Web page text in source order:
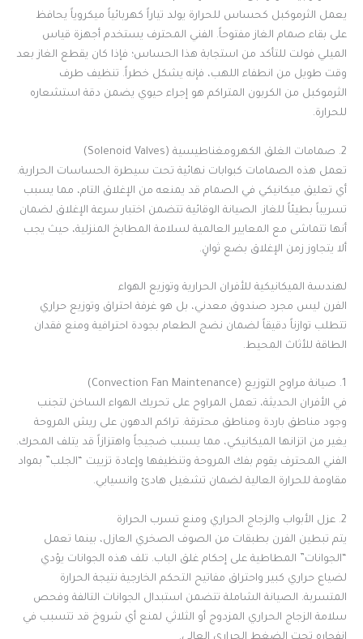
يعمل الثرموكبل كحساس للحرارة يولد تياراً كهربائياً ميكروياً يحافظ
على بقاء صمام الغاز مفتوحاً. الفني المحترف يستخدم أجهزة قياس
الميلي فولت للتأكد من استجابة هذا الحساس؛ فإذا كان يقطع الغاز بعد
وقت طويل من انطفاء اللهب، فإنه يشكل خطراً. تنظيف طرف
الثرموكبل من الكربون المتراكم هو إجراء حيوي يضمن دقة استشعاره
للحرارة.
2. صمامات الغلق الكهرومغناطيسية (Solenoid Valves)
تعمل هذه الصمامات كبوابات نهائية تحت سيطرة الحساسات الحرارية.
أي تعليق ميكانيكي في الصمام قد يمنعه من الإغلاق التام، مما يسبب
تسريباً بطيئاً للغاز. الصيانة الوقائية تتضمن اختبار سرعة الإغلاق لضمان
أنها تتماشى مع المعايير العالمية لسلامة المطابخ المنزلية، حيث يجب
ألا يتجاوز زمن الإغلاق بضع ثوانٍ.
لهندسة الميكانيكية للأفران الحرارية وتوزيع الهواء
الفرن ليس مجرد صندوق معدني، بل هو غرفة احتراق وتوزيع حراري
تتطلب توازناً دقيقاً لضمان نضج الطعام بجودة احترافية ومنع فقدان
الطاقة للأثاث المحيط.
1. صيانة مراوح التوزيع (Convection Fan Maintenance)
في الأفران الحديثة، تعمل المراوح على تحريك الهواء الساخن لتجنب
وجود مناطق باردة ومناطق محترقة. تراكم الدهون على ريش المروحة
يغير من اتزانها الميكانيكي، مما يسبب ضجيجاً واهتزازاً قد يتلف المحرك.
الفني المحترف يقوم بفك المروحة وتنظيفها وإعادة تزييت “الجلب” بمواد
مقاومة للحرارة العالية لضمان تشغيل هادئ وانسيابي.
2. عزل الأبواب والزجاج الحراري ومنع تسرب الحرارة
يتم تبطين الفرن بطبقات من الصوف الصخري العازل، بينما تعمل
“الجوانات” المطاطية على إحكام غلق الباب. تلف هذه الجوانات يؤدي
لضياع حراري كبير واحتراق مفاتيح التحكم الخارجية نتيجة الحرارة
المتسربة. الصيانة الشاملة تتضمن استبدال الجوانات التالفة وفحص
سلامة الزجاج الحراري المزدوج أو الثلاثي لمنع أي شروخ قد تتسبب في